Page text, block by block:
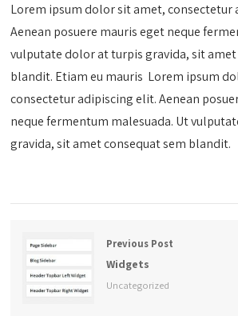
Lorem ipsum dolor sit amet, consectetur
Aenean posuere mauris eget neque
vulputate dolor at turpis gravida, sit amet
blandit. Etiam eu mauris Lorem ipsum
consectetur adipiscing elit. Aenean
neque fermentum malesuada. Ut
gravida, sit amet consequat sem blandit.
Previous Post
Widgets
Uncategorized